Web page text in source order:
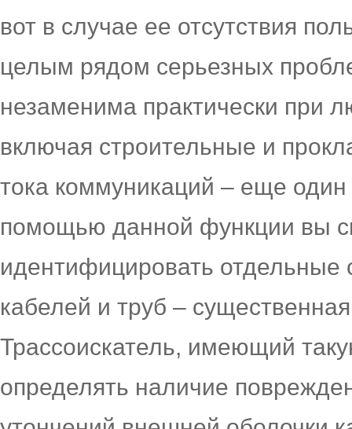
вот в случае ее отсутствия
целым рядом серьезных
незаменима практически при
включая строительные и
тока коммуникаций – еще
помощью данной функции вы
идентифицировать
кабелей и труб –
Трассоискатель, имеющий
определять наличие